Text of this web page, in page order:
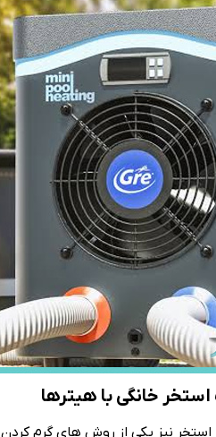
خانگی با هیترها
استخر نیز یکی از روش ‌های گرم‌